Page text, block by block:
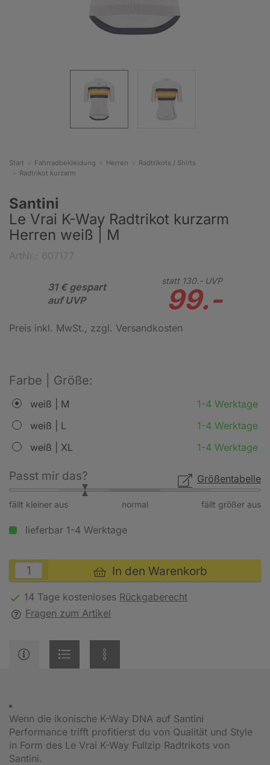
Start Fahrradbekleidung Herren
Radtrikots / Shirts
Radtrikot kurzarm
Santini
Le Vrai K-Way Radtrikot kurzarm
Herren weiß | M
31 € gespart
auf UVP
statt 130.-UVP
99.-
Preis inkl. MwSt., zzgl. Versandkosten
Farbe | Größe:
weiß | M
1-4 Werktage
weiß | L
1-4 Werktage
weiß | XL
1-4 Werktage
Größentabelle
Passt mir das?
fällt kleiner aus fällt größer aus
normal
lieferbar 1-4 Werktage
In den Warenkorb
14 Tage kostenloses Rückgaberecht
Fragen zum Artikel
Wenn die ikonische K-Way DNA auf Santini
Performance trifft profitierst du von Qualität und Style
in Form des Le Vrai K-Way Fullzip Radtrikots von
Santini.